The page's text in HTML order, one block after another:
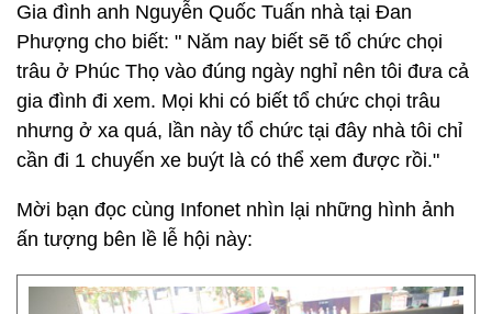
Gia đình anh Nguyễn Quốc Tuấn nhà tại Đan
Phượng cho biết: " Năm nay biết sẽ tổ chức chọi
trâu ở Phúc Thọ vào đúng ngày nghỉ nên tôi đưa cả
gia đình đi xem. Mọi khi có biết tổ chức chọi trâu
nhưng ở xa quá, lần này tổ chức tại đây nhà tôi chỉ
cần đi 1 chuyến xe buýt là có thể xem được rồi."
Mời bạn đọc cùng Infonet nhìn lại những hình ảnh
ấn tượng bên lề lễ hội này: